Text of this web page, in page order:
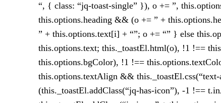
“, { class: “jq-toast-single” }), o += ”,
this.options.heading && (o += ” +
” + this.options.text[i] + “”; o += “” } else
this.options.text; this._toastEl.html(o), !1 !==
this.options.bgColor), !1 !==
this.options.textAlign &&
(this._toastEl.addClass(“jq-has-icon”), -1 !==